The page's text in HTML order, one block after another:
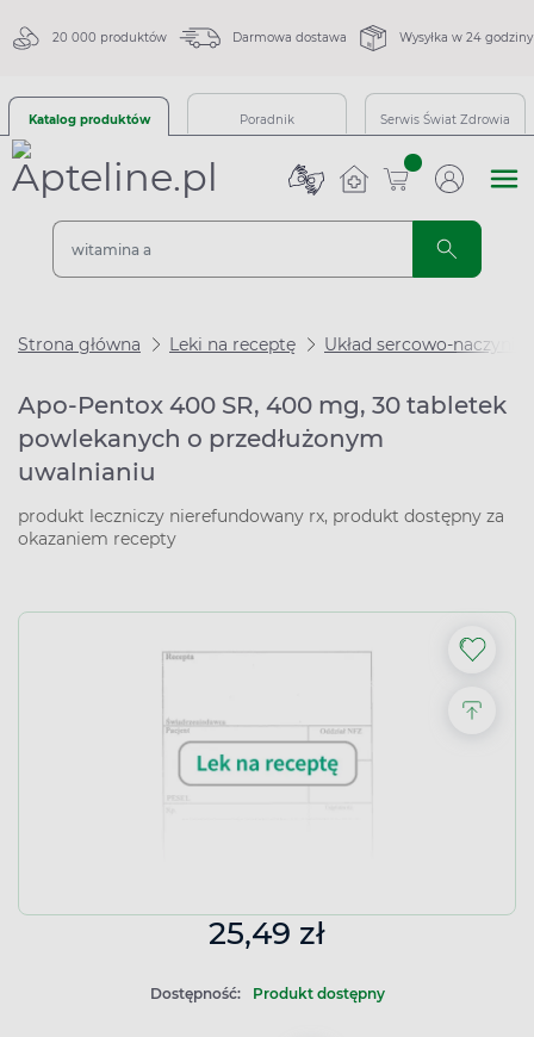
20 000 produktów Darmowa dostawa Wysyłka w 24 godziny
Katalog produktów Poradnik Serwis Świat Zdrowia
sztuk
Strona główna Leki na receptę Układ sercowo-
Apo-Pentox 400 SR, 400 mg, 30 tabletek
powlekanych o przedłużonym
uwalnianiu
produkt leczniczy nierefundowany rx, produkt dostępny za
okazaniem recepty
25,49 zł
Dostępność: Produkt dostępny